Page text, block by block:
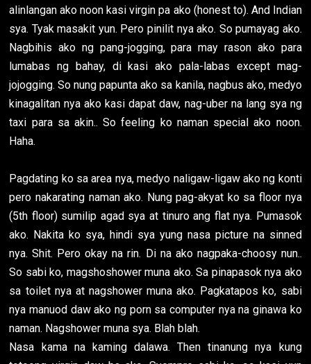
alinlangan ako noon kasi virgin pa ako (honest to). And Indian
sya. Tyak masakit yun. Pero pinilit nya ako. So pumayag ako.
Nagbihis ako ng pang-jogging, para may rason ako para
lumabas ng bahay, di kasi ako pala-labas except mag-
jojogging. So nung papunta ako sa kanila, nagbus ako, medyo
kinagalitan nya ako kasi dapat daw, nag-uber na lang sya ng
taxi para sa akin.. So feeling ko naman special ako noon.
Haha.
Pagdating ko sa area nya, medyo naligaw-ligaw ako ng konti
pero nakarating naman ako. Nung pag-akyat ko sa floor nya
(5th floor) sumilip agad sya at tinuro ang flat nya. Pumasok
ako. Nakita ko sya, hindi sya yung nasa picture na sinned
nya. Shit. Pero okay na rin. Di na ako nagpaka-choosy nun..
So sabi ko, magshoshower muna ako. Sa pinapasok nya ako
sa toilet nya at nagshower muna ako. Pagkatapos ko, sabi
nya manuod daw ako ng porn sa computer nya na ginawa ko
naman. Nagshower muna sya. Blah blah.
Nasa kama na kaming dalawa. Then tinanung nya kung